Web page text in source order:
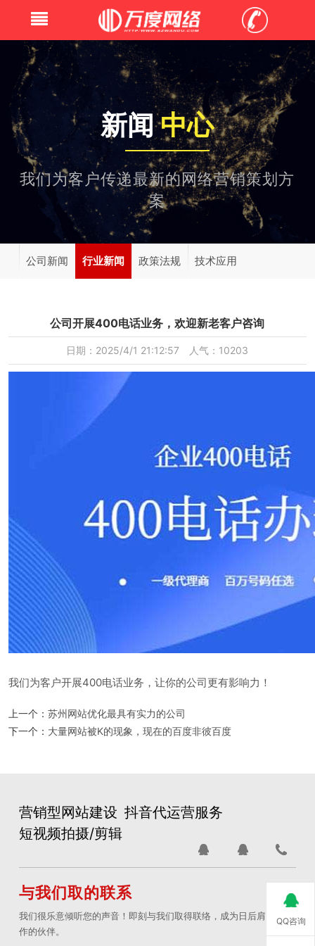
新闻中心
我们为客户传递最新的网络营销策划方
案
公司新闻 行业新闻 政策法规 技术应用
公司开展400电话业务，欢迎新老客户咨询
日期：2025/4/1 21:12:57 人气：10203
我们为客户开展400电话业务，让你的公司更有影响力！
上一个： 苏州网站优化最具有实力的公司
下一个： 大量网站被K的现象，现在的百度非彼百度
营销型网站建设 抖音代运营服务
短视频拍摄/剪辑
与我们取的联系
我们很乐意倾听您的声音！即刻与我们取得联络，成为日后肩并肩合
作的伙伴。
QQ咨询